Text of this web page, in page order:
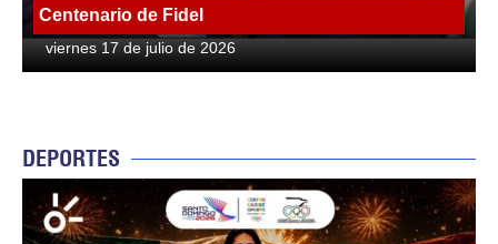
Centenario de Fidel
viernes 17 de julio de 2026
DEPORTES